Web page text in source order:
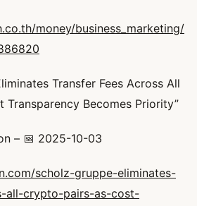
money/business_marketing/
Transfer Fees Across All
Transparency Becomes Priority”
– 📅 2025-10-03
scholz-gruppe-eliminates-
all-crypto-pairs-as-cost-